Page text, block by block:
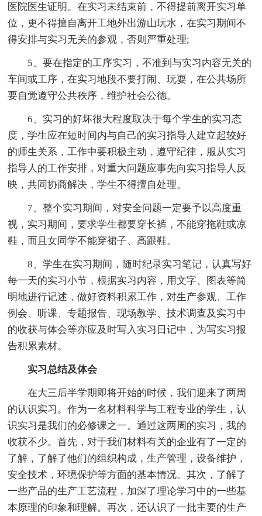
医院医生证明。在实习未结束前，不得提前离开实习单
位，更不得擅自离开工地外出游山玩水，在实习期间不
得安排与实习无关的参观，否则严重处理;
5、要在指定的工序实习，不准到与实习内容无关的
车间或工序，在实习地段不要打闹、玩耍，在公共场所
要自觉遵守公共秩序，维护社会公德。
6、实习的好坏很大程度取决于每个学生的实习态
度，学生应在短时间内与自己的实习指导人建立起较好
的师生关系，工作中要积极主动，遵守纪律，服从实习
指导人的工作安排，对重大问题应事先向实习指导人反
映，共同协商解决，学生不得擅自处理。
7、整个实习期间，对安全问题一定要予以高度重
视，实习期间，要求学生都要穿长裤，不能穿拖鞋或凉
鞋，而且女同学不能穿裙子、高跟鞋。
8、学生在实习期间，随时纪录实习笔记，认真写好
每一天的实习小节，根据实习内容，用文字、图表等简
明地进行记述，做好资料积累工作，对生产参观、工作
例会、听课、专题报告、现场教学、技术调查及实习中
的收获与体会等亦应及时写入实习日记中，为写实习报
告积累素材。
实习总结及体会
在大三后半学期即将开始的时候，我们迎来了两周
的认识实习。作为一名材料科学与工程专业的学生，认
识实习是我们的必修课之一。通过这两周的实习，我的
收获不少。首先，对于我们材料有关的企业有了一定的
了解，了解了他们的组织构成，生产管理，设备维护，
安全技术，环境保护等方面的基本情况。其次，了解了
一些产品的生产工艺流程，加深了理论学习中的一些基
本原理的印象和理解。再次，还认识了一批主要的生产